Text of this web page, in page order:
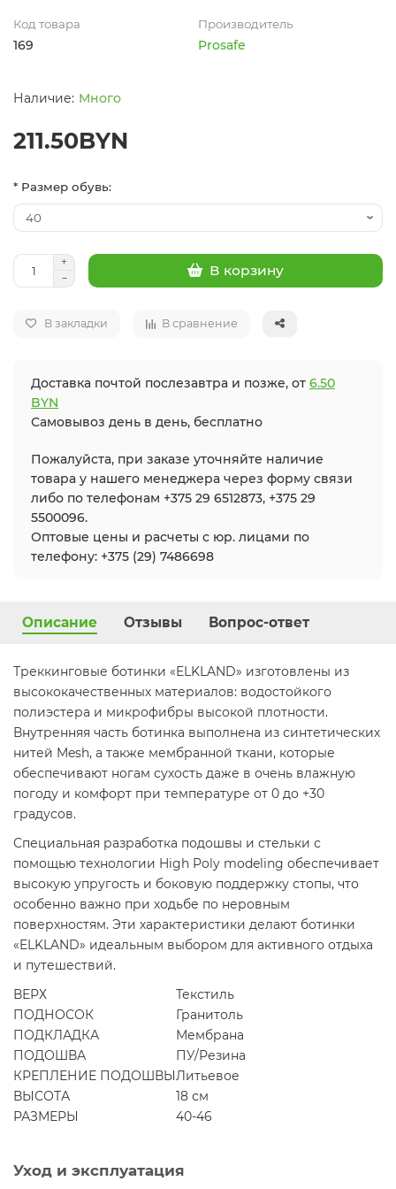
Код товара
169
Производитель
Prosafe
Много
211.50BYN
* Размер обувь:
В корзину
В закладки В сравнение
Доставка почтой послезавтра и позже, от 6.50
BYN
Самовывоз день в день, бесплатно
Пожалуйста, при заказе уточняйте наличие
товара у нашего менеджера через форму связи
либо по телефонам +375 29 6512873, +375 29
5500096.
Оптовые цены и расчеты с юр. лицами по
телефону: +375 (29) 7486698
Описание Отзывы Вопрос-ответ
Треккинговые ботинки «ELKLAND» изготовлены из
высококачественных материалов: водостойкого
полиэстера и микрофибры высокой плотности.
Внутренняя часть ботинка выполнена из синтетических
нитей Mesh, а также мембранной ткани, которые
обеспечивают ногам сухость даже в очень влажную
погоду и комфорт при температуре от 0 до +30
градусов.
Специальная разработка подошвы и стельки с
помощью технологии High Poly modeling обеспечивает
высокую упругость и боковую поддержку стопы, что
особенно важно при ходьбе по неровным
поверхностям. Эти характеристики делают ботинки
«ELKLAND» идеальным выбором для активного отдыха
и путешествий.
ВЕРХ
Текстиль
ПОДНОСОК
Гранитоль
ПОДКЛАДКА
Мембрана
ПОДОШВА
ПУ/Резина
КРЕПЛЕНИЕ ПОДОШВЫЛитьевое
ВЫСОТА
18 см
РАЗМЕРЫ
40-46
Уход и эксплуатация